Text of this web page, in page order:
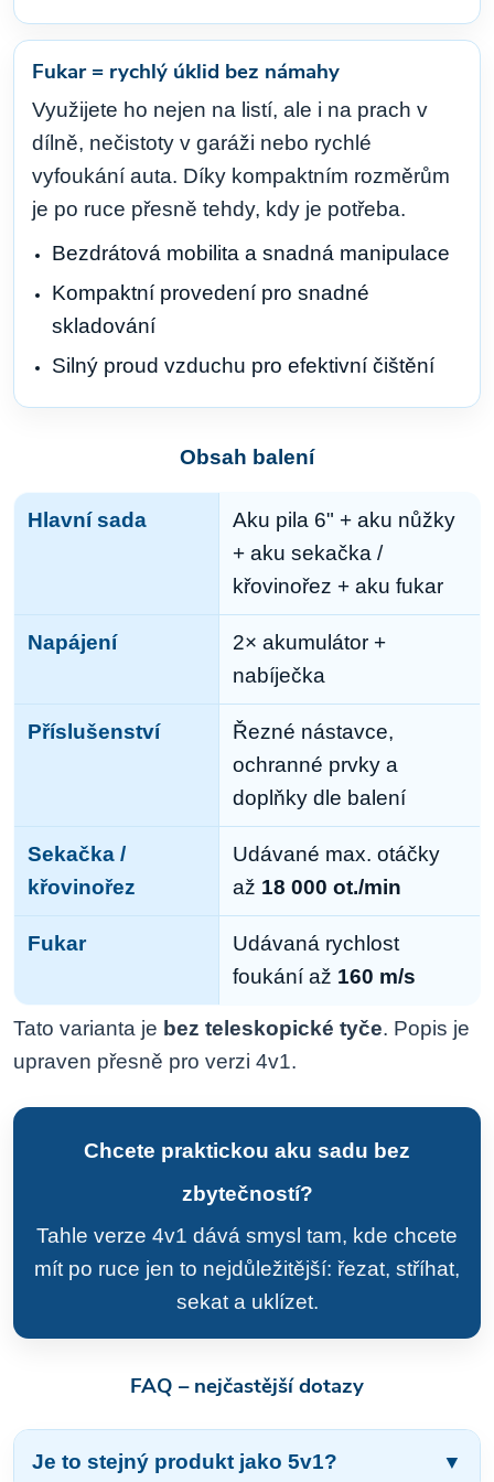
Fukar = rychlý úklid bez námahy
Využijete ho nejen na listí, ale i na prach v
dílně, nečistoty v garáži nebo rychlé
vyfoukání auta. Díky kompaktním rozměrům
je po ruce přesně tehdy, kdy je potřeba.
Bezdrátová mobilita a snadná manipulace
Kompaktní provedení pro snadné
skladování
Silný proud vzduchu pro efektivní čištění
Obsah balení
Hlavní sada
Aku pila 6" + aku nůžky
+ aku sekačka /
křovinořez + aku fukar
Napájení
2× akumulátor +
nabíječka
Příslušenství
Řezné nástavce,
ochranné prvky a
doplňky dle balení
Sekačka /
křovinořez
Udávané max. otáčky
až 18 000 ot./min
Fukar
Udávaná rychlost
foukání až 160 m/s
Tato varianta je bez teleskopické tyče. Popis je
upraven přesně pro verzi 4v1.
Chcete praktickou aku sadu bez
zbytečností?
Tahle verze 4v1 dává smysl tam, kde chcete
mít po ruce jen to nejdůležitější: řezat, stříhat,
sekat a uklízet.
FAQ – nejčastější dotazy
Je to stejný produkt jako 5v1? ▼